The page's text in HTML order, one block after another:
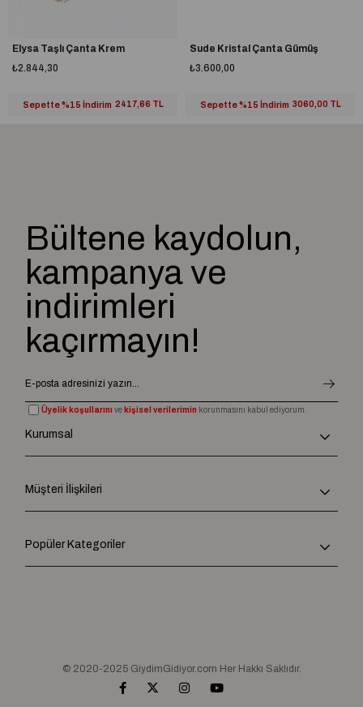
Elysa Taşlı Çanta Krem
₺2.844,30
Sepette %15 İndirim 2417,66 TL
Sude Kristal Çanta Gümüş
₺3.600,00
Sepette %15 İndirim 3060,00 TL
Bültene kaydolun,
kampanya ve
indirimleri
kaçırmayın!
Üyelik koşullarını ve kişisel verilerimin korunmasını kabul ediyorum.
Kurumsal
Müşteri İlişkileri
Popüler Kategoriler
© 2020-2025 GiydimGidiyor.com Her Hakkı Saklıdır.